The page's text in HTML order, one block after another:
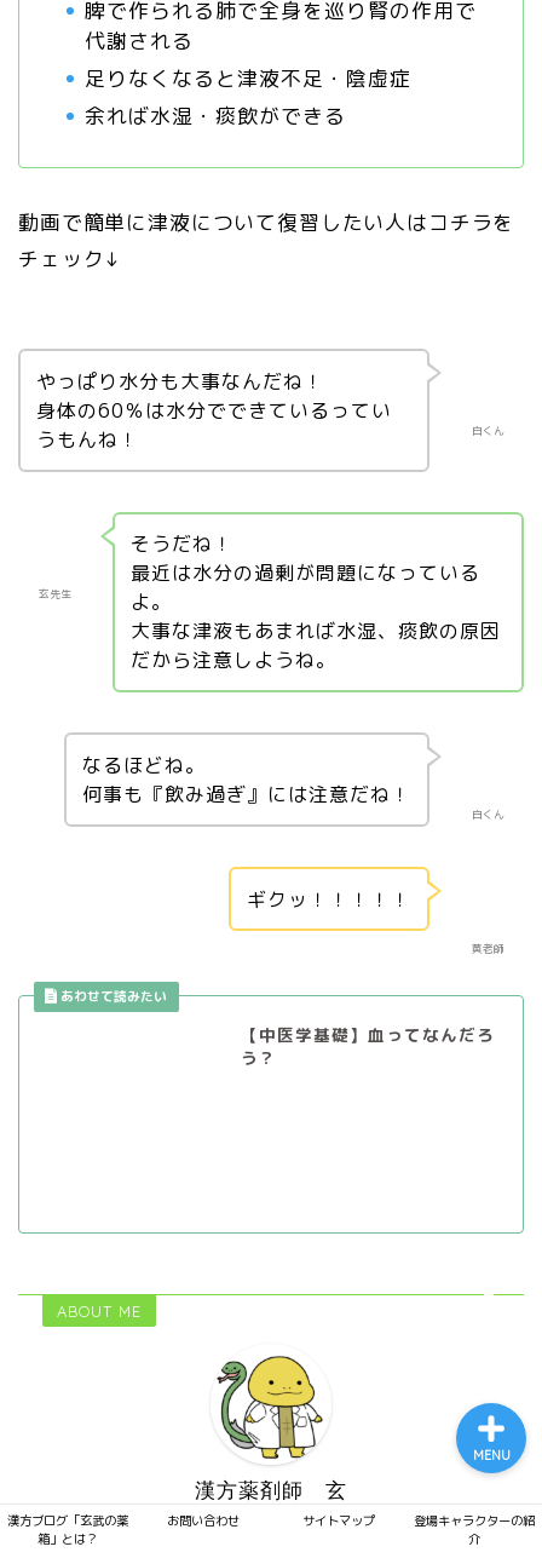
脾で作られる肺で全身を巡り腎の作用で
代謝される
足りなくなると津液不足・陰虚症
余れば水湿・痰飲ができる
動画で簡単に津液について復習したい人はコチラを
チェック↓
白くん
やっぱり水分も大事なんだね！
身体の60％は水分でできているってい
うもんね！
玄先生
そうだね！
最近は水分の過剰が問題になっている
よ。
大事な津液もあまれば水湿、痰飲の原因
だから注意しようね。
白くん
なるほどね。
何事も『飲み過ぎ』には注意だね！
黄老師
ギクッ！！！！！
【中医学基礎】血ってなんだろ
う？
ABOUT ME
漢方薬剤師 玄
資格：国際中医師 | 薬剤師 |健康運動実践指導者
漢方ブログ「玄武の薬
箱」とは？
お問い合わせ サイトマップ
登場キャラクターの紹
介
MENU
漢方ブログ「玄武の薬箱」